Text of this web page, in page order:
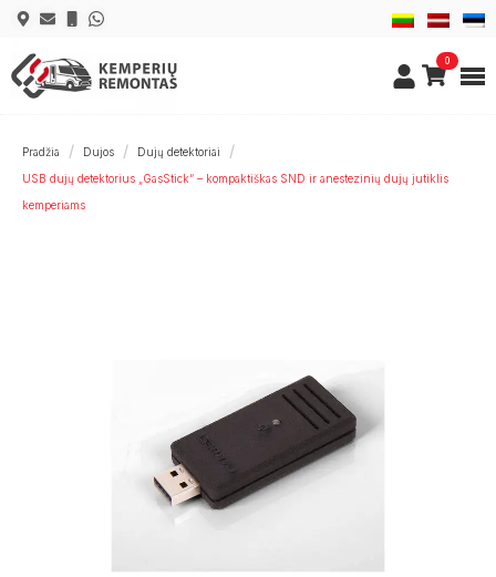
0
Pradžia Dujos
Dujų detektoriai
USB dujų detektorius „GasStick“ – kompaktiškas SND ir anestezinių dujų jutiklis
kemperiams